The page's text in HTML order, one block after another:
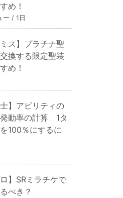
め！
ー / 1日
ミス】プラチナ聖
換する限定聖装
め！
士】アビリティの
動率の計算 1タ
100％にするに
ロ】SRミラチケで
べき？